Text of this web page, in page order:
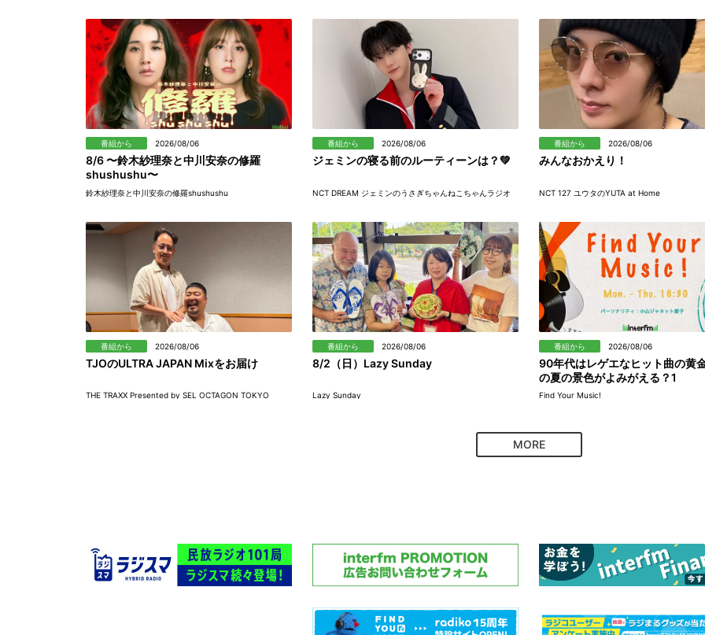
番組から 2026/08/06
8/6 〜鈴木紗理奈と中川安奈の修羅
shushushu〜
鈴木紗理奈と中川安奈の修羅shushushu
番組から 2026/08/06
ジェミンの寝る前のルーティーンは？💚
NCT DREAM ジェミンのうさぎちゃんねこちゃんラジオ
番組から 2026/08/06
みんなおかえり！
NCT 127 ユウタのYUTA at Home
番組から 2026/08/06
TJOのULTRA JAPAN Mixをお届け
THE TRAXX Presented by SEL OCTAGON TOKYO
番組から 2026/08/06
8/2（日）Lazy Sunday
Lazy Sunday
番組から 2026/08/06
90年代はレゲエなヒット曲の黄
の夏の景色がよみがえる？1
Find Your Music!
MORE